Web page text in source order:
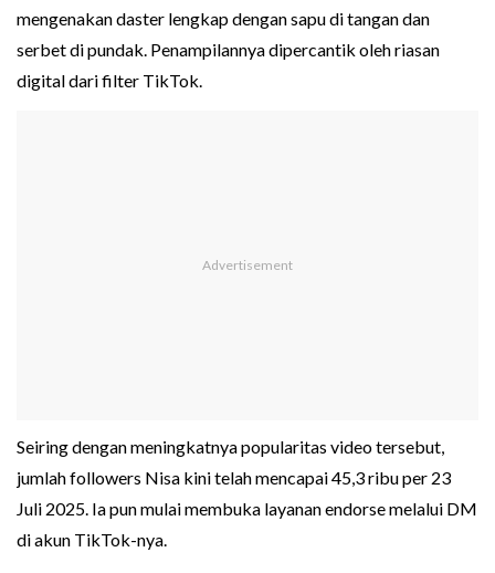
mengenakan daster lengkap dengan sapu di tangan dan
serbet di pundak. Penampilannya dipercantik oleh riasan
digital dari filter TikTok.
Seiring dengan meningkatnya popularitas video tersebut,
jumlah followers Nisa kini telah mencapai 45,3 ribu per 23
Juli 2025. Ia pun mulai membuka layanan endorse melalui DM
di akun TikTok-nya.